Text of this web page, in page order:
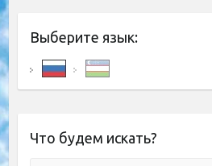
Выберите язык:
Что будем искать?